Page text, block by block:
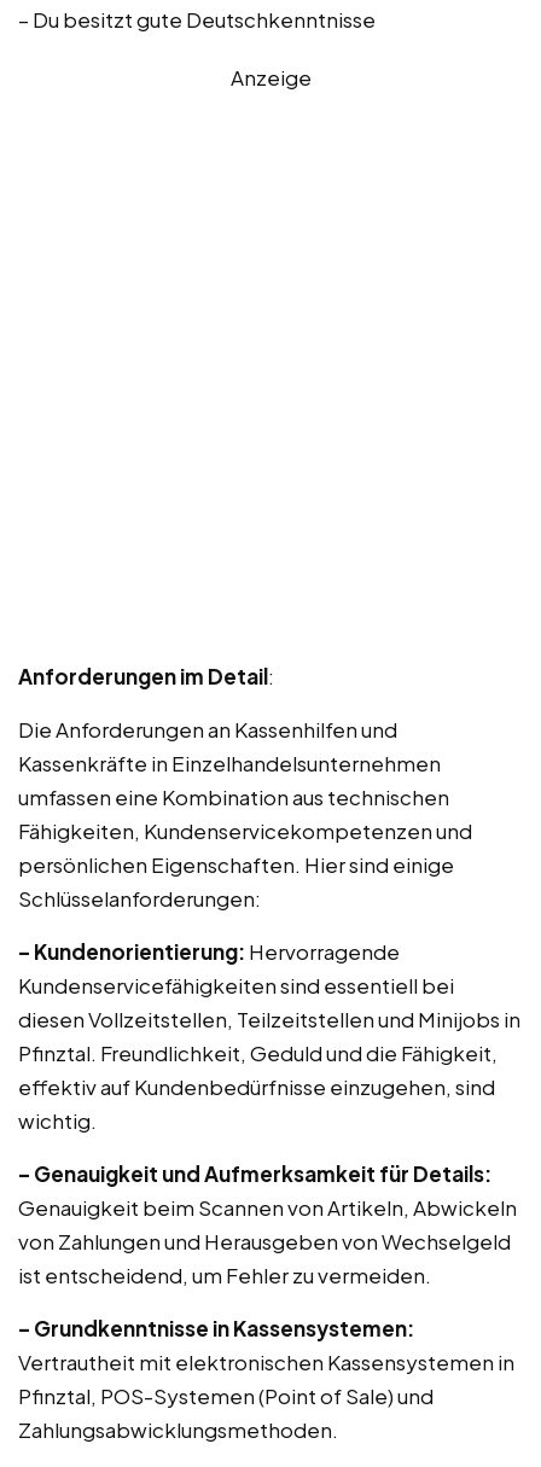
– Du besitzt gute Deutschkenntnisse
Anzeige
Anforderungen im Detail:
Die Anforderungen an Kassenhilfen und
Kassenkräfte in Einzelhandelsunternehmen
umfassen eine Kombination aus technischen
Fähigkeiten, Kundenservicekompetenzen und
persönlichen Eigenschaften. Hier sind einige
Schlüsselanforderungen:
– Kundenorientierung: Hervorragende
Kundenservicefähigkeiten sind essentiell bei
diesen Vollzeitstellen, Teilzeitstellen und Minijobs in
Pfinztal. Freundlichkeit, Geduld und die Fähigkeit,
effektiv auf Kundenbedürfnisse einzugehen, sind
wichtig.
– Genauigkeit und Aufmerksamkeit für Details:
Genauigkeit beim Scannen von Artikeln, Abwickeln
von Zahlungen und Herausgeben von Wechselgeld
ist entscheidend, um Fehler zu vermeiden.
– Grundkenntnisse in Kassensystemen:
Vertrautheit mit elektronischen Kassensystemen in
Pfinztal, POS-Systemen (Point of Sale) und
Zahlungsabwicklungsmethoden.